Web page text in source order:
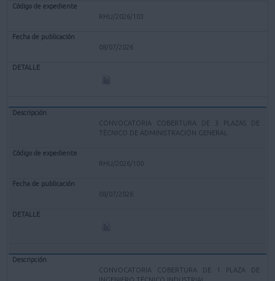
RHU/2026/103
08/07/2026
CONVOCATORIA COBERTURA DE 3 PLAZAS DE
TÉCNICO DE ADMINISTRACIÓN GENERAL
RHU/2026/100
08/07/2026
CONVOCATORIA COBERTURA DE 1 PLAZA DE
INGENIERO TÉCNICO INDUSTRIAL